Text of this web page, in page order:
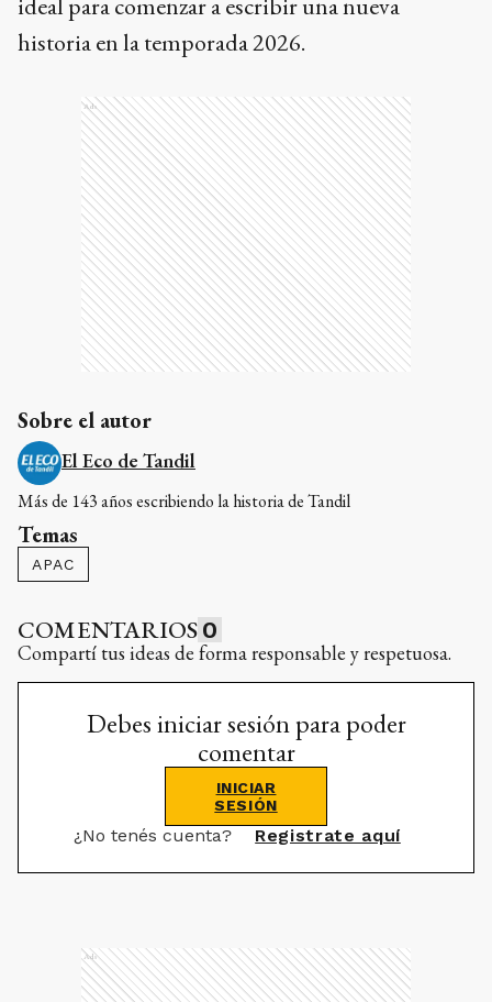
historia en la temporada 2026.
Ads
Sobre el autor
El Eco de Tandil
Más de 143 años escribiendo la historia de Tandil
Temas
APAC
COMENTARIOS 0
Compartí tus ideas de forma responsable y respetuosa.
Debes iniciar sesión para poder
comentar
INICIAR
SESIÓN
¿No tenés cuenta? Registrate aquí
Ads